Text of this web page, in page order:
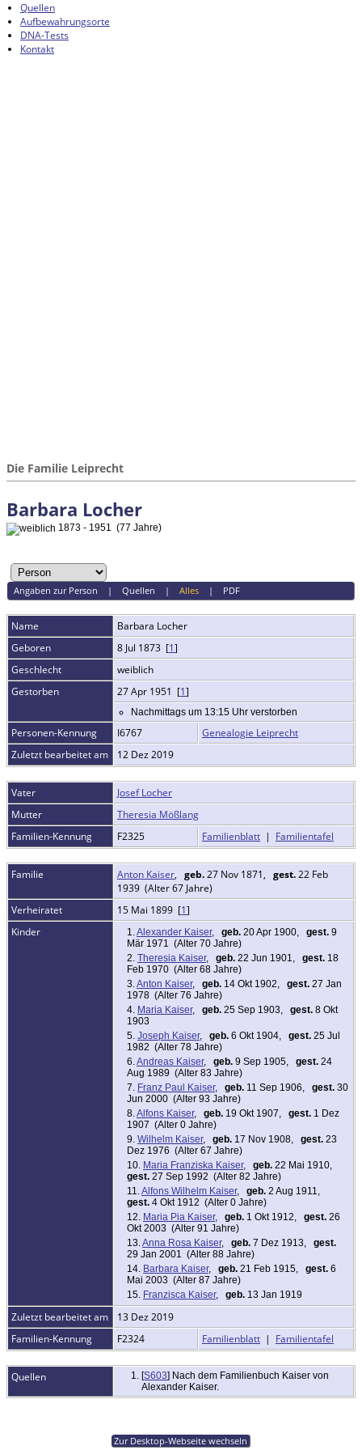
Quellen
Aufbewahrungsorte
DNA-Tests
Kontakt
Die Familie Leiprecht
Barbara Locher
1873 - 1951 (77 Jahre)
Angaben zur Person | Quellen | Alles| PDF
Name Barbara Locher
Geboren
8 Jul 1873 [1]
Geschlecht
weiblich
Gestorben
27 Apr 1951 [1]
Nachmittags um 13:15 Uhr verstorben
Personen-Kennung I6767
Genealogie Leiprecht
Zuletzt bearbeitet am
12 Dez 2019
Vater
Josef Locher
Mutter
Theresia Mößlang
Familien-Kennung
F2325 Familienblatt | Familientafel
Familie Anton Kaiser, geb.27 Nov 1871, gest.22 Feb
1939 (Alter 67 Jahre)
Verheiratet
15 Mai 1899 [1]
Kinder
1. Alexander Kaiser, geb. 20 Apr 1900, gest. 9
Mär 1971 (Alter 70 Jahre)
2. Theresia Kaiser, geb. 22 Jun 1901, gest. 18
Feb 1970 (Alter 68 Jahre)
3. Anton Kaiser, geb. 14 Okt 1902, gest. 27 Jan
1978 (Alter 76 Jahre)
4. Maria Kaiser, geb. 25 Sep 1903, gest. 8 Okt
1903
5. Joseph Kaiser, geb. 6 Okt 1904, gest. 25 Jul
1982 (Alter 78 Jahre)
6. Andreas Kaiser, geb. 9 Sep 1905, gest. 24
Aug 1989 (Alter 83 Jahre)
7. Franz Paul Kaiser, geb. 11 Sep 1906, gest. 30
Jun 2000 (Alter 93 Jahre)
8. Alfons Kaiser, geb. 19 Okt 1907, gest. 1 Dez
1907 (Alter 0 Jahre)
9. Wilhelm Kaiser, geb. 17 Nov 1908, gest. 23
Dez 1976 (Alter 67 Jahre)
10. Maria Franziska Kaiser, geb. 22 Mai 1910,
gest. 27 Sep 1992 (Alter 82 Jahre)
11. Alfons Wilhelm Kaiser, geb. 2 Aug 1911,
gest. 4 Okt 1912 (Alter 0 Jahre)
12. Maria Pia Kaiser, geb. 1 Okt 1912, gest. 26
Okt 2003 (Alter 91 Jahre)
13. Anna Rosa Kaiser, geb. 7 Dez 1913, gest.
29 Jan 2001 (Alter 88 Jahre)
14. Barbara Kaiser, geb. 21 Feb 1915, gest. 6
Mai 2003 (Alter 87 Jahre)
15. Franzisca Kaiser, geb. 13 Jan 1919
Zuletzt bearbeitet am
13 Dez 2019
Familien-Kennung
F2324 Familienblatt | Familientafel
Quellen [S603] Nach dem Familienbuch Kaiser von
Alexander Kaiser.
Zur Desktop-Webseite wechseln